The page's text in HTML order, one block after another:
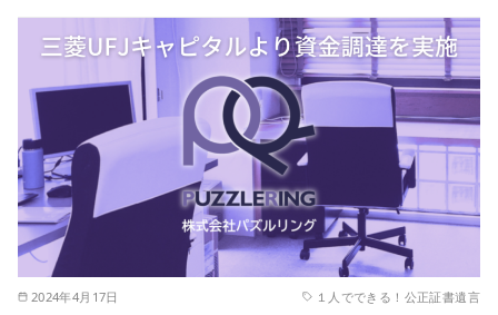
2024年4月17日 １人でできる！公正証書遺言